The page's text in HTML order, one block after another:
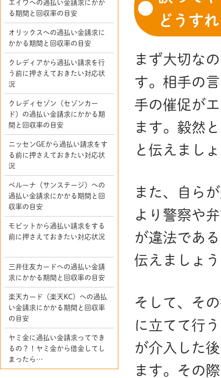
どうす
まず大切な
す。相手の
手の催促が
ます。毅然
と伝えまし
また、自ら
より警察や
が違法であ
伝えましょ
そして、そ
に立てて行
が介入した
ます。その
エイワへの過払い金請求にかか
る期間と回収率の目安
オリックスへの過払い金請求に
かかる期間と回収率の目安
クレディアから過払い請求を行
う前に押さえておきたい対応状
況
クレディセゾン（セゾンカー
ド）の過払い金請求にかかる期
間と回収率の目安
ニッセンGEから過払い請求をす
る前に押さえておきたい対応状
況
ベルーナ（サンステージ）への
過払い金請求にかかる期間と回
収率の目安
モビットから過払い請求をする
前に押さえておきたい対応状況
三井住友カードへの過払い金請
求にかかる期間と回収率の目安
楽天カード（楽天KC）への過払
い金請求にかかる期間と回収率
の目安
ヤミ金に過払い金請求ってでき
るの？！ヤミ金から借金してし
まったら…